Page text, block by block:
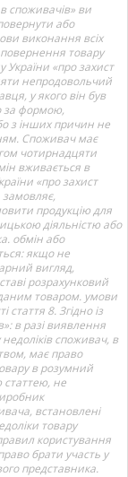
споживачів» ви
або
виконання всіх
товару
України «про захист
непродовольчий
у якого він був
за формою,
з інших причин не
Споживач має
чотирнадцяти
вживається в
«про захист
замовляє,
продукцію для
діяльністю або
обмін або
якщо не
вигляд,
розрахунковий
товаром. умови
8. Згідно із
в разі виявлення
споживач, в
має право
в розумний
статтею, не
встановлені
товару
користування
брати участь у
представника.